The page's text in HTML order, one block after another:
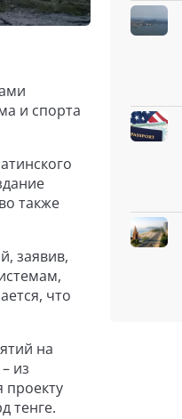
и спорта
также
заявив,
что
на
из
проекту
тенге.